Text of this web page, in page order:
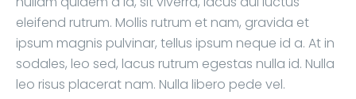
eleifend rutrum. Mollis rutrum et nam, gravida et
ipsum magnis pulvinar, tellus ipsum neque id a. At in
sodales, leo sed, lacus rutrum egestas nulla id. Nulla
leo risus placerat nam. Nulla libero pede vel.